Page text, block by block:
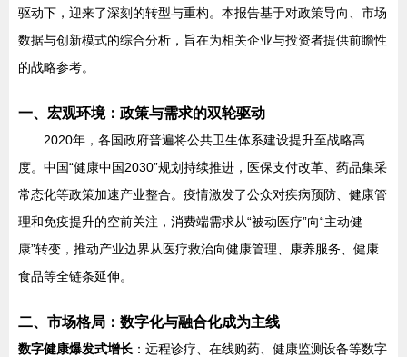
驱动下，迎来了深刻的转型与重构。本报告基于对政策导向、市场
数据与创新模式的综合分析，旨在为相关企业与投资者提供前瞻性
的战略参考。
一、宏观环境：政策与需求的双轮驱动
2020年，各国政府普遍将公共卫生体系建设提升至战略高
度。中国“健康中国2030”规划持续推进，医保支付改革、药品集采
常态化等政策加速产业整合。疫情激发了公众对疾病预防、健康管
理和免疫提升的空前关注，消费端需求从“被动医疗”向“主动健
康”转变，推动产业边界从医疗救治向健康管理、康养服务、健康
食品等全链条延伸。
二、市场格局：数字化与融合化成为主线
数字健康爆发式增长 ：远程诊疗、在线购药、健康监测设备等数字